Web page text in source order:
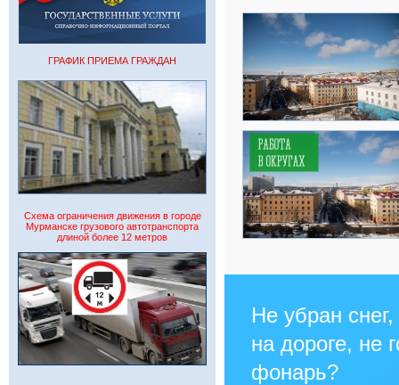
ГРАФИК ПРИЕМА ГРАЖДАН
Схема ограничения движения в городе
Мурманске грузового автотранспорта
длиной более 12 метров
Не убран
на дороге, не
фонарь?